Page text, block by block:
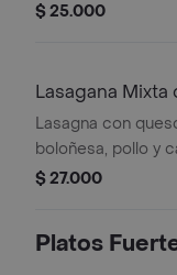
$ 25.000
Lasagana Mixta
Lasagna con
boloñesa, pollo y
$ 27.000
Platos